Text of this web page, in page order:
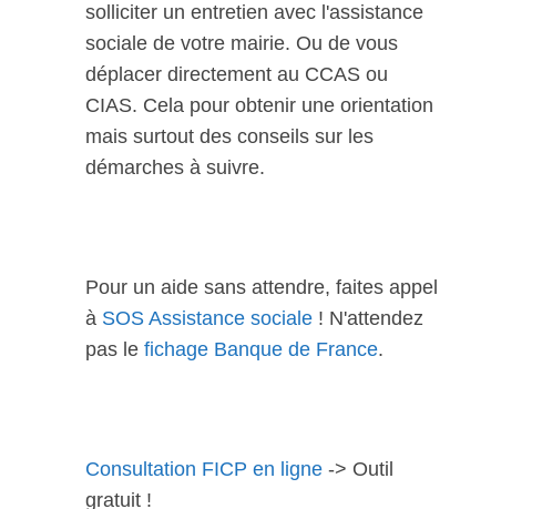
solliciter un entretien avec l'assistance
sociale de votre mairie. Ou de vous
déplacer directement au CCAS ou
CIAS. Cela pour obtenir une orientation
mais surtout des conseils sur les
démarches à suivre.
Pour un aide sans attendre, faites appel
à SOS Assistance sociale ! N'attendez
pas le fichage Banque de France.
Consultation FICP en ligne -> Outil
gratuit !